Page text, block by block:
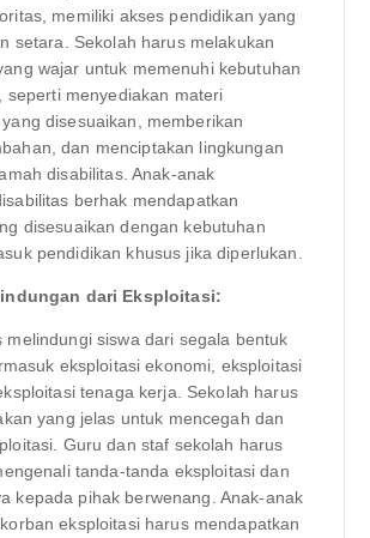
memiliki akses pendidikan yang
setara. Sekolah harus melakukan
wajar untuk memenuhi kebutuhan
seperti menyediakan materi
disesuaikan, memberikan
dan menciptakan lingkungan
disabilitas. Anak-anak
berhak mendapatkan
disesuaikan dengan kebutuhan
pendidikan khusus jika diperlukan.
dari Eksploitasi:
melindungi siswa dari segala bentuk
eksploitasi ekonomi, eksploitasi
tenaga kerja. Sekolah harus
yang jelas untuk mencegah dan
Guru dan staf sekolah harus
tanda-tanda eksploitasi dan
kepada pihak berwenang. Anak-anak
eksploitasi harus mendapatkan